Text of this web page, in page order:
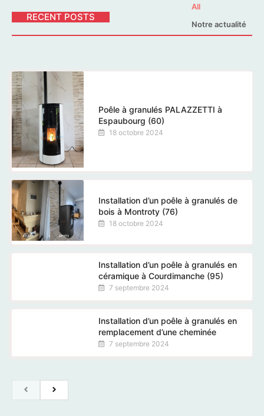
RECENT POSTS
All
Notre actualité
Poêle à granulés PALAZZETTI à
Espaubourg (60)
18 octobre 2024
Installation d’un poêle à granulés de
bois à Montroty (76)
18 octobre 2024
Installation d’un poêle à granulés en
céramique à Courdimanche (95)
7 septembre 2024
Installation d’un poêle à granulés en
remplacement d’une cheminée
7 septembre 2024